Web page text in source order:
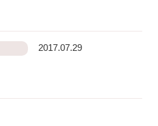
2017.07.29